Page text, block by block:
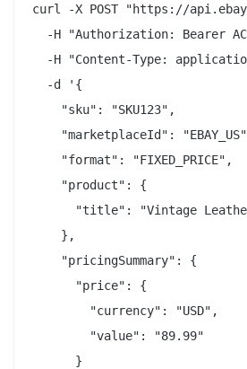
curl -X POST "https://
-H "Authorization: Bearer
-H "Content-Type:
  -d '{
    "sku": "SKU123",
"marketplaceId":
    "format": "FIXED_PRICE",
    "product": {
"title": "Vintage
    },
    "pricingSummary": {
      "price": {
        "currency": "USD",
        "value": "89.99"
      }